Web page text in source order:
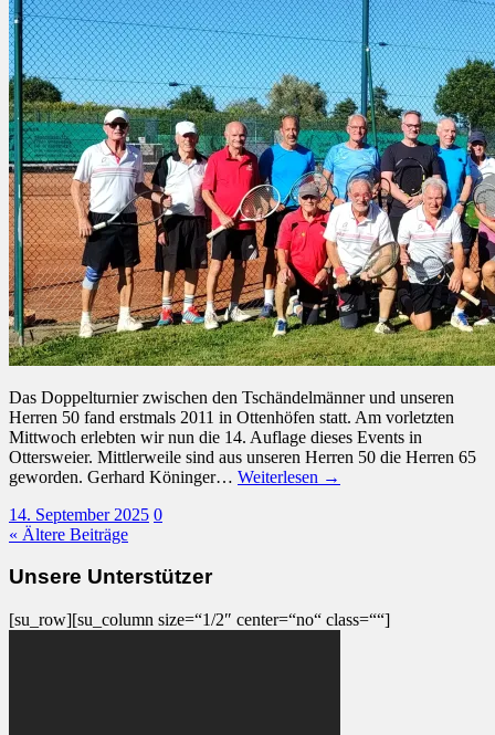
Das Doppelturnier zwischen den Tschändelmänner und unseren
Herren 50 fand erstmals 2011 in Ottenhöfen statt. Am vorletzten
Mittwoch erlebten wir nun die 14. Auflage dieses Events in
Ottersweier. Mittlerweile sind aus unseren Herren 50 die Herren 65
geworden. Gerhard Köninger… Weiterlesen →
14. September 2025 0
« Ältere Beiträge
Unsere Unterstützer
[su_row][su_column size=“1/2″ center=“no“ class=““]